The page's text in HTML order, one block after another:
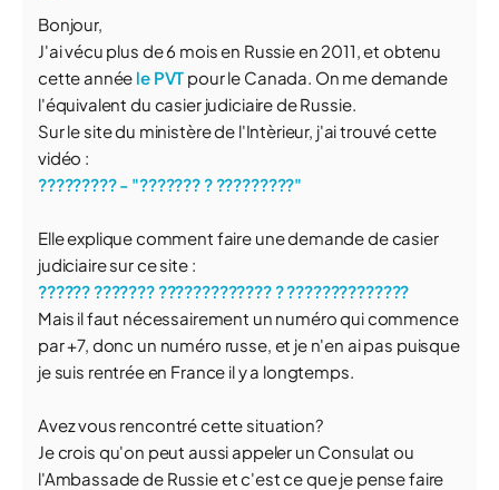
Bonjour,
J'ai vécu plus de 6 mois en Russie en 2011, et obtenu
cette année le PVT pour le Canada. On me demande
l'équivalent du casier judiciaire de Russie.
Sur le site du ministère de l'Intèrieur, j'ai trouvé cette
vidéo :
????????? - "??????? ? ?????????"
Elle explique comment faire une demande de casier
judiciaire sur ce site :
?????? ??????? ????????????? ? ??????????????
Mais il faut nécessairement un numéro qui commence
par +7, donc un numéro russe, et je n'en ai pas puisque
je suis rentrée en France il y a longtemps.
Avez vous rencontré cette situation?
Je crois qu'on peut aussi appeler un Consulat ou
l'Ambassade de Russie et c'est ce que je pense faire